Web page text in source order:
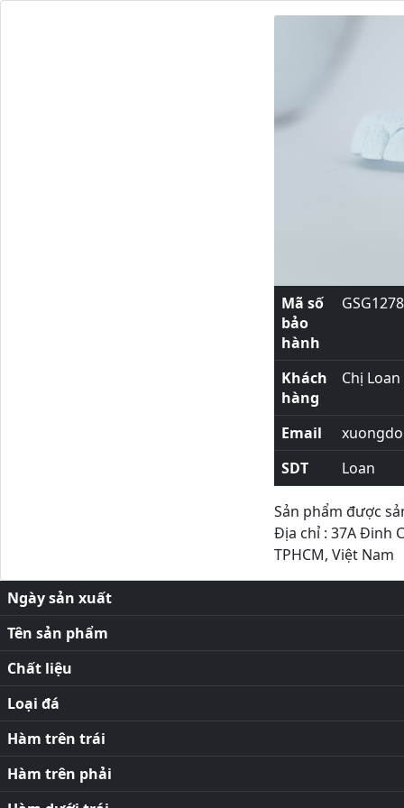
Mã số
bảo
hành
GSG1278
Khách
hàng
Chị Loan
Email
SDT
Loan
Sản phẩm được
Địa chỉ : 37A Đinh
TPHCM, Việt Nam
Ngày sản xuất
Tên sản phẩm
Chất liệu
Loại đá
Hàm trên trái
Hàm trên phải